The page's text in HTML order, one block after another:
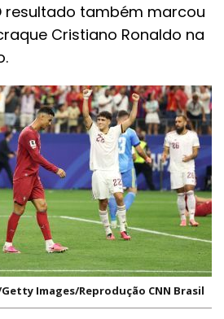
resultado também marcou
Cristiano Ronaldo na
Images/Reprodução CNN Brasil